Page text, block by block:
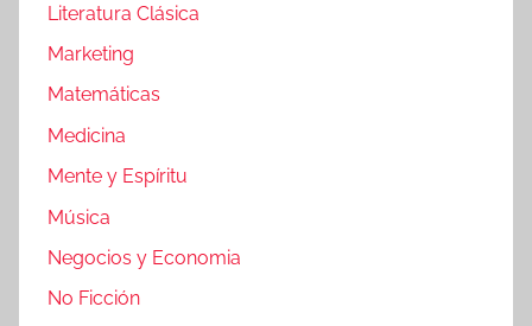
Literatura Clásica
Marketing
Matemáticas
Medicina
Mente y Espíritu
Música
Negocios y Economia
No Ficción